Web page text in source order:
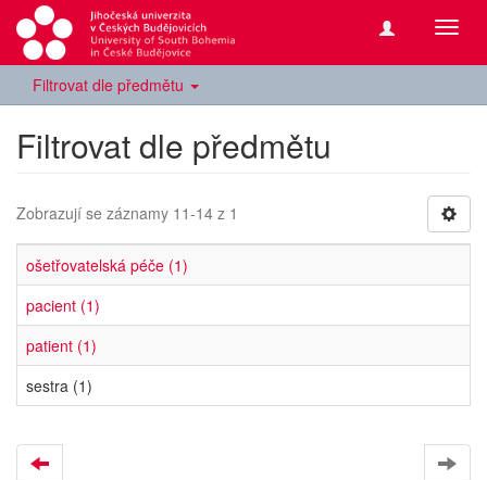
Filtrovat dle předmětu
Filtrovat dle předmětu
Zobrazují se záznamy 11-14 z 1
ošetřovatelská péče (1)
pacient (1)
patient (1)
sestra (1)